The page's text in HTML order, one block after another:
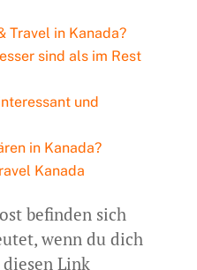
Travel in Kanada?
sind als im Rest
und
in Kanada?
Kanada
befinden sich
wenn du dich
Link